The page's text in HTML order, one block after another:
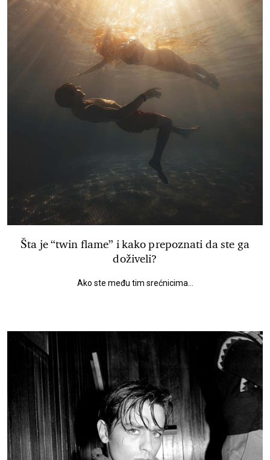
Šta je “twin flame” i kako prepoznati da ste ga
doživeli?
Ako ste među tim srećnicima...